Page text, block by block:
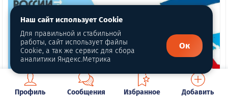
Профиль Сообщения Избранное Добавить
Наш сайт использует Cookie
Для правильной и стабильной
работы, сайт использует файлы
Cookie, а так же сервис для сбора
аналитики Яндекс.Метрика
Ок